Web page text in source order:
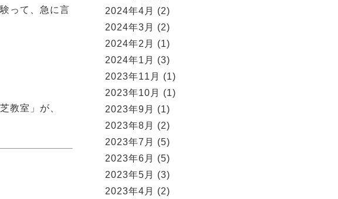
って、急に言
教室」が、
2024年4月
(2)
2024年3月
(2)
2024年2月
(1)
2024年1月
(3)
2023年11月
(1)
2023年10月
(1)
2023年9月
(1)
2023年8月
(2)
2023年7月
(5)
2023年6月
(5)
2023年5月
(3)
2023年4月
(2)